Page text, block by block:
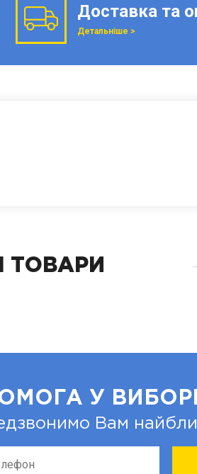
Доставка та
Детальніше >
ТОВАРИ
У
Вам